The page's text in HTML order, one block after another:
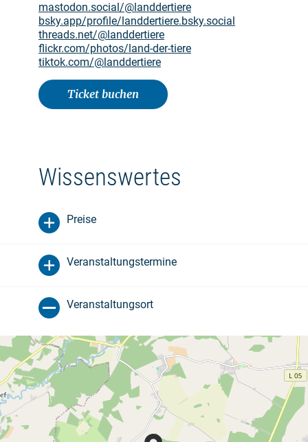
mastodon.social/@landdertiere
bsky.app/profile/landdertiere.bsky.social
threads.net/@landdertiere
flickr.com/photos/land-der-tiere
tiktok.com/@landdertiere
Ticket buchen
Wissenswertes
Preise
Veranstaltungstermine
Veranstaltungsort